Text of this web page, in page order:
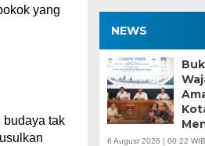
yang
tak
NEWS
6 August 2026 | 00:22 WIB